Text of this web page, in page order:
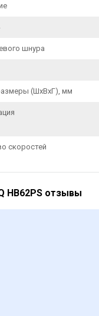
шнура
(ШхВхГ), мм
скоростей
HB62PS отзывы